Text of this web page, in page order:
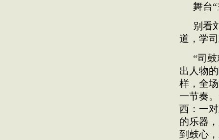
舞台
别看
道，学
“司
出人物
样，全
一节奏
西：一
的乐器
到鼓心